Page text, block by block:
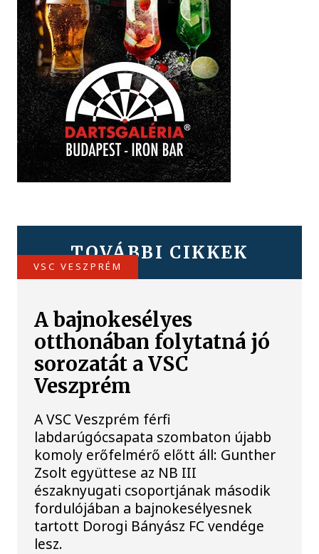
TOVÁBBI CIKKEK
VSC VESZPRÉM
A bajnokesélyes
otthonában folytatná jó
sorozatát a VSC
Veszprém
A VSC Veszprém férfi
labdarúgócsapata szombaton újabb
komoly erőfelmérő előtt áll: Gunther
Zsolt együttese az NB III
északnyugati csoportjának második
fordulójában a bajnokesélyesnek
tartott Dorogi Bányász FC vendége
lesz.